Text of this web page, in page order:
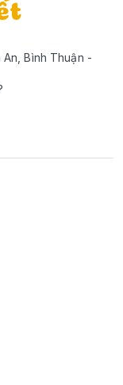
An, Bình Thuận -